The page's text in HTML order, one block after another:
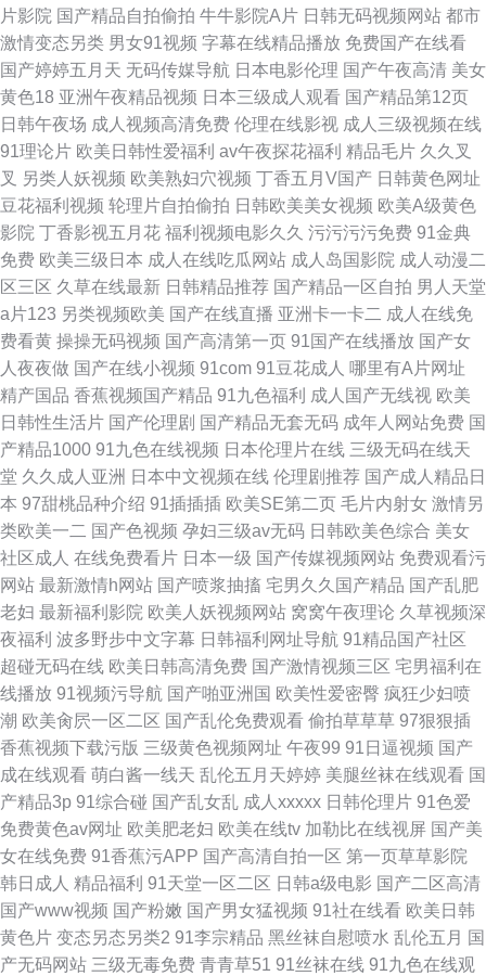
片影院 国产精品自拍偷拍 牛牛影院A片 日韩无码视频网站 都市
激情变态另类 男女91视频 字幕在线精品播放 免费国产在线看
国产婷婷五月天 无码传媒导航 日本电影伦理 国产午夜高清 美女
黄色18 亚洲午夜精品视频 日本三级成人观看 国产精品第12页
日韩午夜场 成人视频高清免费 伦理在线影视 成人三级视频在线
91理论片 欧美日韩性爱福利 av午夜探花福利 精品毛片 久久叉
叉 另类人妖视频 欧美熟妇穴视频 丁香五月V国产 日韩黄色网址
豆花福利视频 轮理片自拍偷拍 日韩欧美美女视频 欧美A级黄色
影院 丁香影视五月花 福利视频电影久久 污污污污免费 91金典
免费 欧美三级日本 成人在线吃瓜网站 成人岛国影院 成人动漫二
区三区 久草在线最新 日韩精品推荐 国产精品一区自拍 男人天堂
a片123 另类视频欧美 国产在线直播 亚洲卡一卡二 成人在线免
费看黄 操操无码视频 国产高清第一页 91国产在线播放 国产女
人夜夜做 国产在线小视频 91com 91豆花成人 哪里有A片网址
精产国品 香蕉视频国产精品 91九色福利 成人国产无线视 欧美
日韩性生活片 国产伦理剧 国产精品无套无码 成年人网站免费 国
产精品1000 91九色在线视频 日本伦理片在线 三级无码在线天
堂 久久成人亚洲 日本中文视频在线 伦理剧推荐 国产成人精品日
本 97甜桃品种介绍 91插插插 欧美SE第二页 毛片内射女 激情另
类欧美一二 国产色视频 孕妇三级av无码 日韩欧美色综合 美女
社区成人 在线免费看片 日本一级 国产传媒视频网站 免费观看污
网站 最新激情h网站 国产喷浆抽搐 宅男久久国产精品 国产乱肥
老妇 最新福利影院 欧美人妖视频网站 窝窝午夜理论 久草视频深
夜福利 波多野步中文字幕 日韩福利网址导航 91精品国产社区
超碰无码在线 欧美日韩高清免费 国产激情视频三区 宅男福利在
线播放 91视频污导航 国产啪亚洲国 欧美性爱密臀 疯狂少妇喷
潮 欧美肏屄一区二区 国产乱伦免费观看 偷拍草草草 97狠狠插
香蕉视频下载污版 三级黄色视频网址 午夜99 91日逼视频 国产
成在线观看 萌白酱一线天 乱伦五月天婷婷 美腿丝袜在线观看 国
产精品3p 91综合碰 国产乱女乱 成人xxxxx 日韩伦理片 91色爱
免费黄色av网址 欧美肥老妇 欧美在线tv 加勒比在线视屏 国产美
女在线免费 91香蕉污APP 国产高清自拍一区 第一页草草影院
韩日成人 精品福利 91天堂一区二区 日韩a级电影 国产二区高清
国产www视频 国产粉嫩 国产男女猛视频 91社在线看 欧美日韩
黄色片 变态另态另类2 91李宗精品 黑丝袜自慰喷水 乱伦五月 国
产无码网站 三级无毒免费 青青草51 91丝袜在线 91九色在线观